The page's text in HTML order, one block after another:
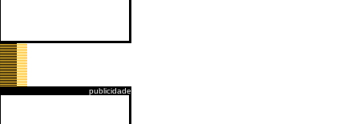
publicidade